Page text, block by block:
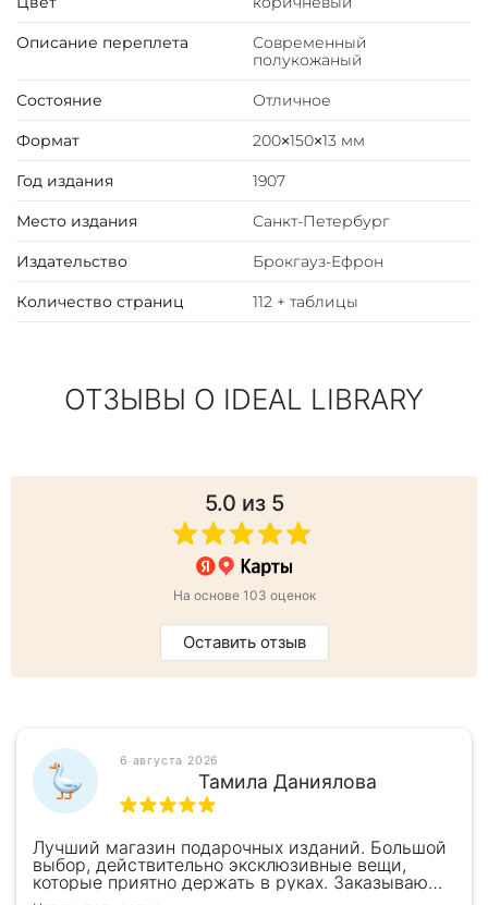
который перешел затем в волдырь, потребовавший
двухнедельного же лечения. Другой ожог,
получившийся от 8-минутной экспозиции, выразился в
месяца, и был незначителен...
Описание переплета
Современный
полукожаный
Состояние Отличное
Формат 200×150×13 мм
Год издания 1907
Место издания Санкт-Петербург
Издательство Брокгауз-Ефрон
Количество страниц 112 + таблицы
ОТЗЫВЫ О IDEAL LIBRARY
5.0 из 5
На основе 103 оценок
Оставить отзыв
6 августа 2026
Тамила Даниялова
Лучший магазин подарочных изданий. Большой
выбор, действительно эксклюзивные вещи,
которые приятно держать в руках. Заказываю
здесь уже второй раз для бизнес-партнеров,